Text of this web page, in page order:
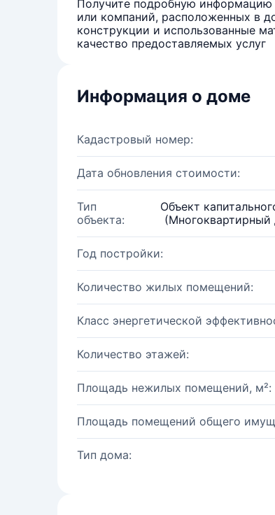
Получите подробную информацию
или компаний, расположенных в
конструкции и использованные
качество предоставляемых услуг
Информация о доме
Кадастровый номер:
Дата обновления стоимости:
Тип
объекта:
Объект
Год постройки:
Количество жилых помещений:
Класс энергетической
Количество этажей:
Площадь нежилых помещений, м²:
Площадь помещений общего
Тип дома: